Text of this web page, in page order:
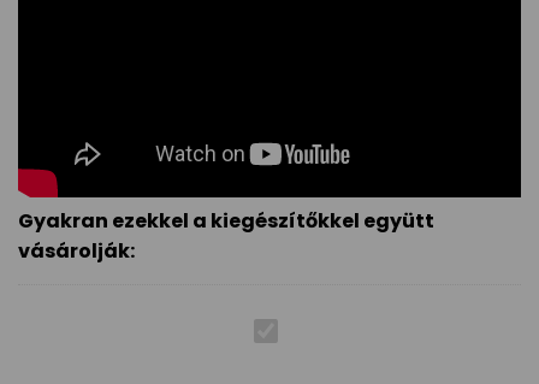
Gyakran ezekkel a kiegészítőkkel együtt
vásárolják: